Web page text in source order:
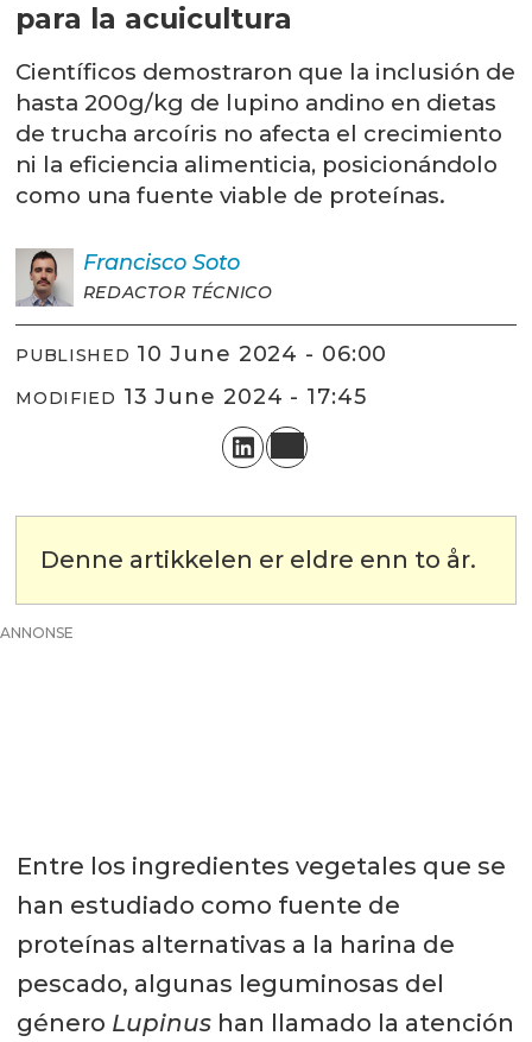
para la acuicultura
Científicos demostraron que la inclusión de
hasta 200g/kg de lupino andino en dietas
de trucha arcoíris no afecta el crecimiento
ni la eficiencia alimenticia, posicionándolo
como una fuente viable de proteínas.
Francisco Soto
REDACTOR TÉCNICO
PUBLISHED 10 June 2024 - 06:00
MODIFIED 13 June 2024 - 17:45
Denne artikkelen er eldre enn to år.
ANNONSE
Entre los ingredientes vegetales que se
han estudiado como fuente de
proteínas alternativas a la harina de
pescado, algunas leguminosas del
género Lupinushan llamado la atención